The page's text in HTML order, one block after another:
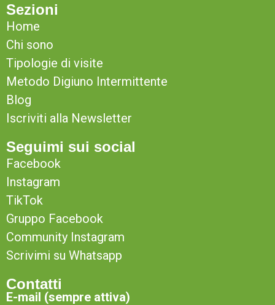
Sezioni
Home
Chi sono
Tipologie di visite
Metodo Digiuno Intermittente
Blog
Iscriviti alla Newsletter
Seguimi sui social
Facebook
Instagram
TikTok
Gruppo Facebook
Community Instagram
Scrivimi su Whatsapp
Contatti
E-mail (sempre attiva)